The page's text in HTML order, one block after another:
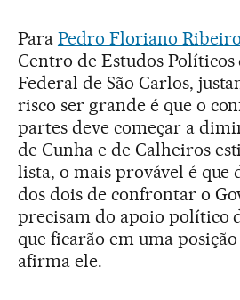
Para Pedro Floriano Ribeiro
Centro de Estudos
Federal de São Carlos,
risco ser grande é que o
partes deve começar a
de Cunha e de Calheiros
lista, o mais provável é
dos dois de confrontar o
precisam do apoio político
que ficarão em uma
afirma ele.